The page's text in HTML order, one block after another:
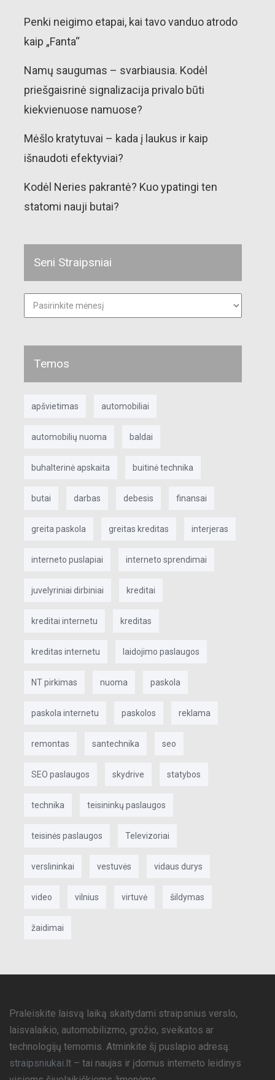
Penki neigimo etapai, kai tavo vanduo atrodo
kaip „Fanta“
Namų saugumas – svarbiausia. Kodėl
priešgaisrinė signalizacija privalo būti
kiekvienuose namuose?
Mėšlo kratytuvai – kada į laukus ir kaip
išnaudoti efektyviai?
Kodėl Neries pakrantė? Kuo ypatingi ten
statomi nauji butai?
Seni Straipsniai
Seni
straipsniai
Temos
apšvietimas automobiliai
automobilių nuoma baldai
buhalterinė apskaita buitinė technika
butai darbas debesis finansai
greita paskola greitas kreditas interjeras
interneto puslapiai interneto sprendimai
juvelyriniai dirbiniai kreditai
kreditai internetu kreditas
kreditas internetu laidojimo paslaugos
NT pirkimas nuoma paskola
paskola internetu paskolos reklama
remontas santechnika seo
SEO paslaugos skydrive statybos
technika teisininkų paslaugos
teisinės paslaugos Televizoriai
verslininkai vestuvės vidaus durys
video vilnius virtuvė šildymas
žaidimai
Praleiskite laisvą laiką skaitydami straipsnius verslo,
laisvalaikio, automobilizmo, grožio, sveikatos ar
technologijų temomis. Atminkite šį puslapio adresą:
straipsniukai.lt – tai naujas ir įdomus interneto leidinys